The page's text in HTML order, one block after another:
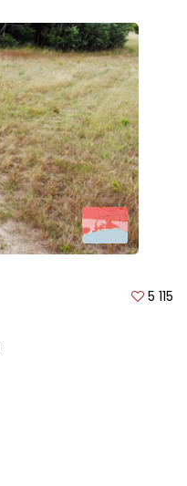
5 115